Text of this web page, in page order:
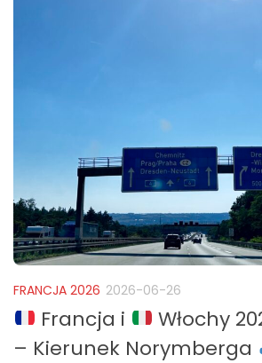
FRANCJA 2026 2026-06-26
Francja i
Włochy
– Kierunek Norymberga